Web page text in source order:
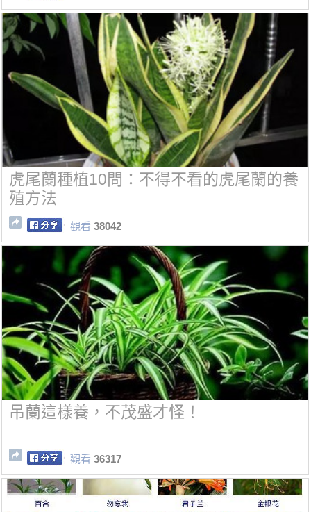
虎尾蘭種植10問：不得不看的虎尾蘭的養
殖方法
觀看 38042
吊蘭這樣養，不茂盛才怪！
觀看 36317